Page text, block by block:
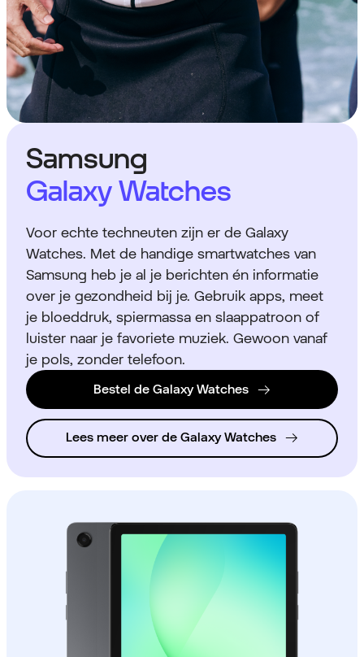
Samsung
Galaxy Watches
Voor echte techneuten zijn er de Galaxy
Watches. Met de handige smartwatches van
Samsung heb je al je berichten én informatie
over je gezondheid bij je. Gebruik apps, meet
je bloeddruk, spiermassa en slaappatroon of
luister naar je favoriete muziek. Gewoon vanaf
je pols, zonder telefoon.
Bestel de Galaxy Watches
Lees meer over de Galaxy Watches